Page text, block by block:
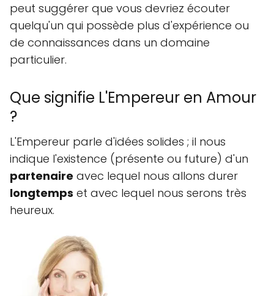
peut suggérer que vous devriez écouter
quelqu'un qui possède plus d'expérience ou
de connaissances dans un domaine
particulier.
Que signifie L'Empereur en Amour
?
L'Empereur parle d'idées solides ; il nous
indique l'existence (présente ou future) d'un
partenaire avec lequel nous allons durer
longtemps et avec lequel nous serons très
heureux.